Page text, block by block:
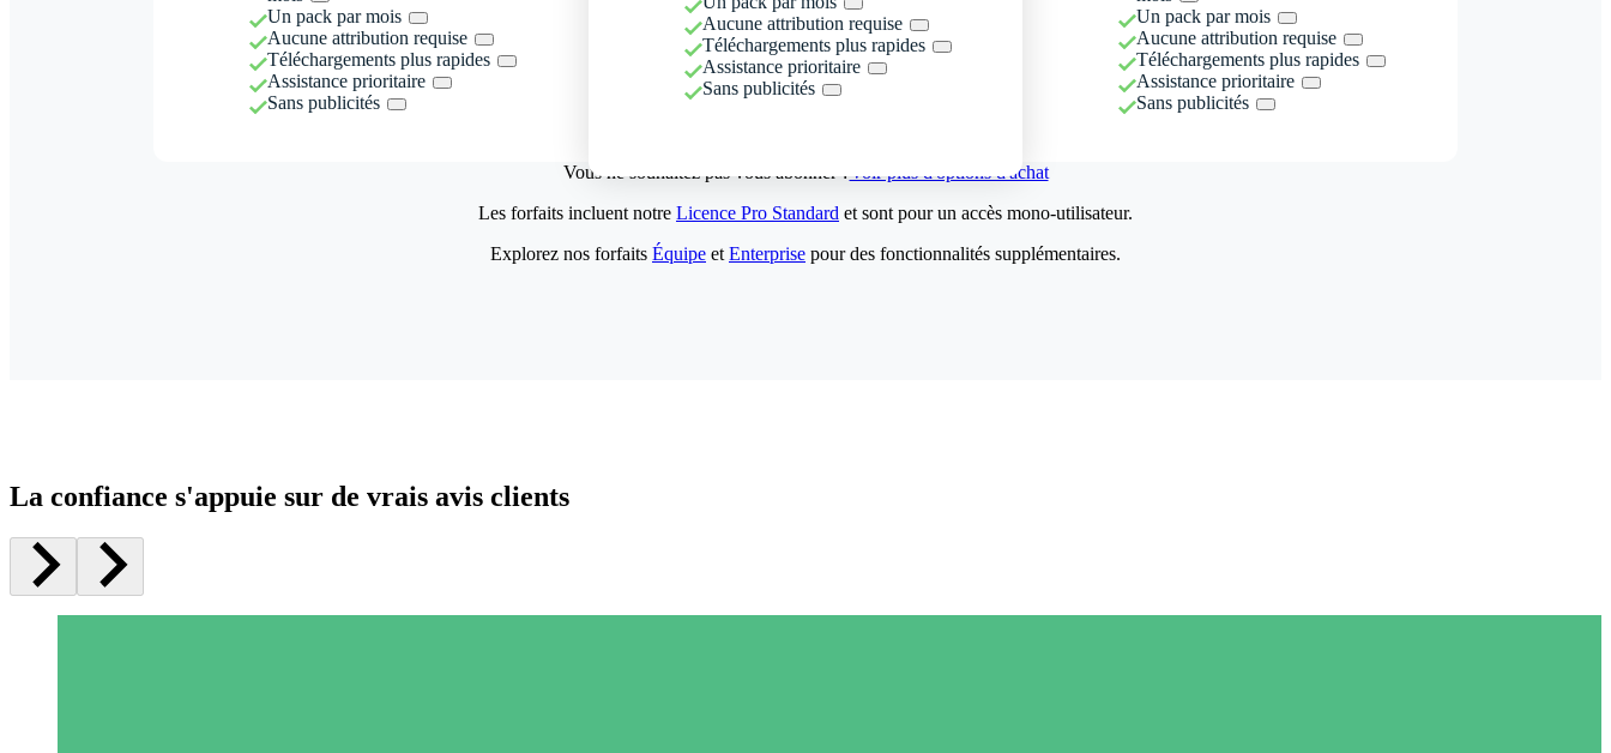
Un pack par mois
Aucune attribution requise
Téléchargements plus rapides
Assistance prioritaire
Sans publicités
Aucune attribution requise
Téléchargements plus rapides
Assistance prioritaire
Sans publicités
Un pack par mois
Aucune attribution requise
Téléchargements plus rapides
Assistance prioritaire
Sans publicités
Vous ne souhaitez pas vous abonner ?Voir plus d'options d'achat
Les forfaits incluent notre Licence Pro Standard et sont pour un accès mono-utilisateur.
Explorez nos forfaits Équipe et Enterprise pour des fonctionnalités supplémentaires.
La confiance s'appuie sur de vrais avis clients